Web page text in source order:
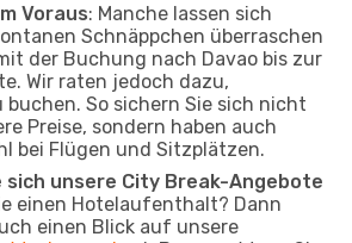
Voraus: Manche lassen sich
Schnäppchen überraschen
der Buchung nach Davao bis zur
Wir raten jedoch dazu,
So sichern Sie sich nicht
Preise, sondern haben auch
bei Flügen und Sitzplätzen.
sich unsere City Break-Angebote
einen Hotelaufenthalt? Dann
einen Blick auf unsere